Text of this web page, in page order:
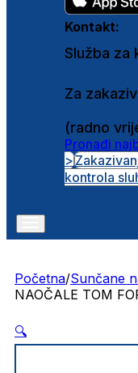
Kontakt:
Služba za
Za
(radno
Pronađi
>
kontrola
Početna/Sunčane
NAOČALE TOM
🔍